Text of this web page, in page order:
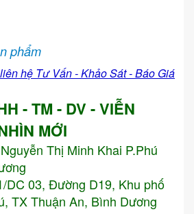
phẩm
hệ Tư Vấn - Khảo Sát - Báo Giá
- TM - DV - VIỄN
MỚI
Thị Minh Khai P.Phú
DC 03, Đường D19, Khu phố
TX Thuận An, Bình Dương